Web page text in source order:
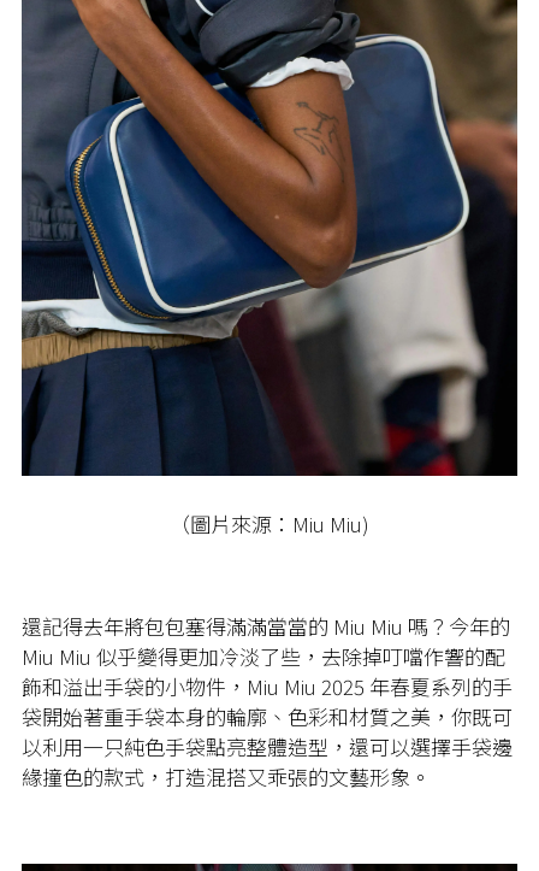
（圖片來源：Miu Miu)
還記得去年將包包塞得滿滿當當的 Miu Miu 嗎？今年的
Miu Miu 似乎變得更加冷淡了些，去除掉叮噹作響的配
飾和溢出手袋的小物件，Miu Miu 2025 年春夏系列的手
袋開始著重手袋本身的輪廓、色彩和材質之美，你既可
以利用一只純色手袋點亮整體造型，還可以選擇手袋邊
緣撞色的款式，打造混搭又乖張的文藝形象。